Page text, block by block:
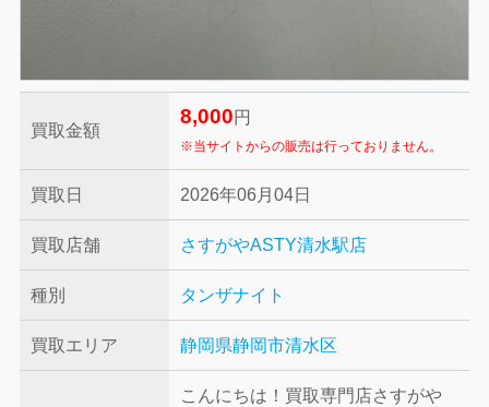
買取金額
8,000 円
※当サイトからの販売は行っておりません。
買取日 2026年06月04日
買取店舗 さすがやASTY清水駅店
種別 タンザナイト
買取エリア 静岡県静岡市清水区
こんにちは！買取専門店さすがや